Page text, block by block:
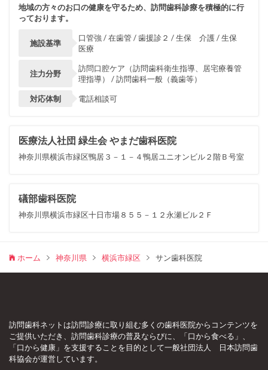
地域の方々のお口の健康を守るため、訪問歯科診療を積極的に行
っております。
施設基準
口管強 / 在歯管 / 歯援診２ / 生保 介護 / 生保
医療
注力分野
訪問口腔ケア（訪問歯科衛生指導、居宅療養管
理指導） / 訪問歯科一般（義歯等）
対応体制 電話相談可
医療法人社団 緑生会 やまだ歯科医院
神奈川県横浜市緑区鴨居３－１－４鴨居ユニオンビル２階Ｂ号室
礒部歯科医院
神奈川県横浜市緑区十日市場８５５－１２永瀬ビル２Ｆ
ホーム 神奈川県 横浜市緑区 サン歯科医院
訪問歯科ネットは訪問診療に取り組む多くの歯科医院からコンテンツを
ご提供いただき、訪問歯科診療の普及ならびに、「口から食べる」、
「口から健康」を支援することを目的として一般社団法人 日本訪問歯
科協会が運営しています。